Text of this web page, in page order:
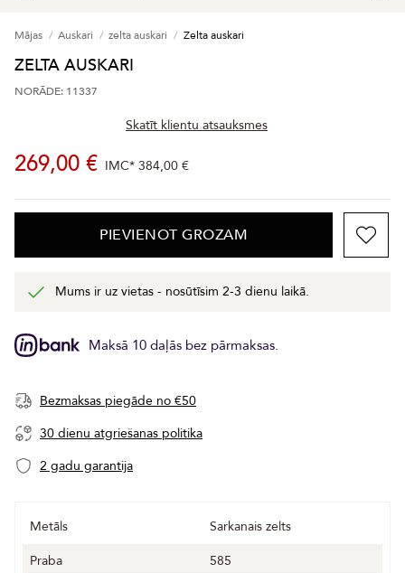
Mājas Auskari zelta auskari Zelta auskari
ZELTA AUSKARI
NORĀDE: 11337
Skatīt klientu atsauksmes
269,00 € IMC* 384,00 €
PIEVIENOT GROZAM
Mums ir uz vietas - nosūtīsim 2-3 dienu laikā.
Maksā 10 daļās bez pārmaksas.
Bezmaksas piegāde no €50
30 dienu atgriešanas politika
2 gadu garantija
Metāls
Sarkanais zelts
Praba
585